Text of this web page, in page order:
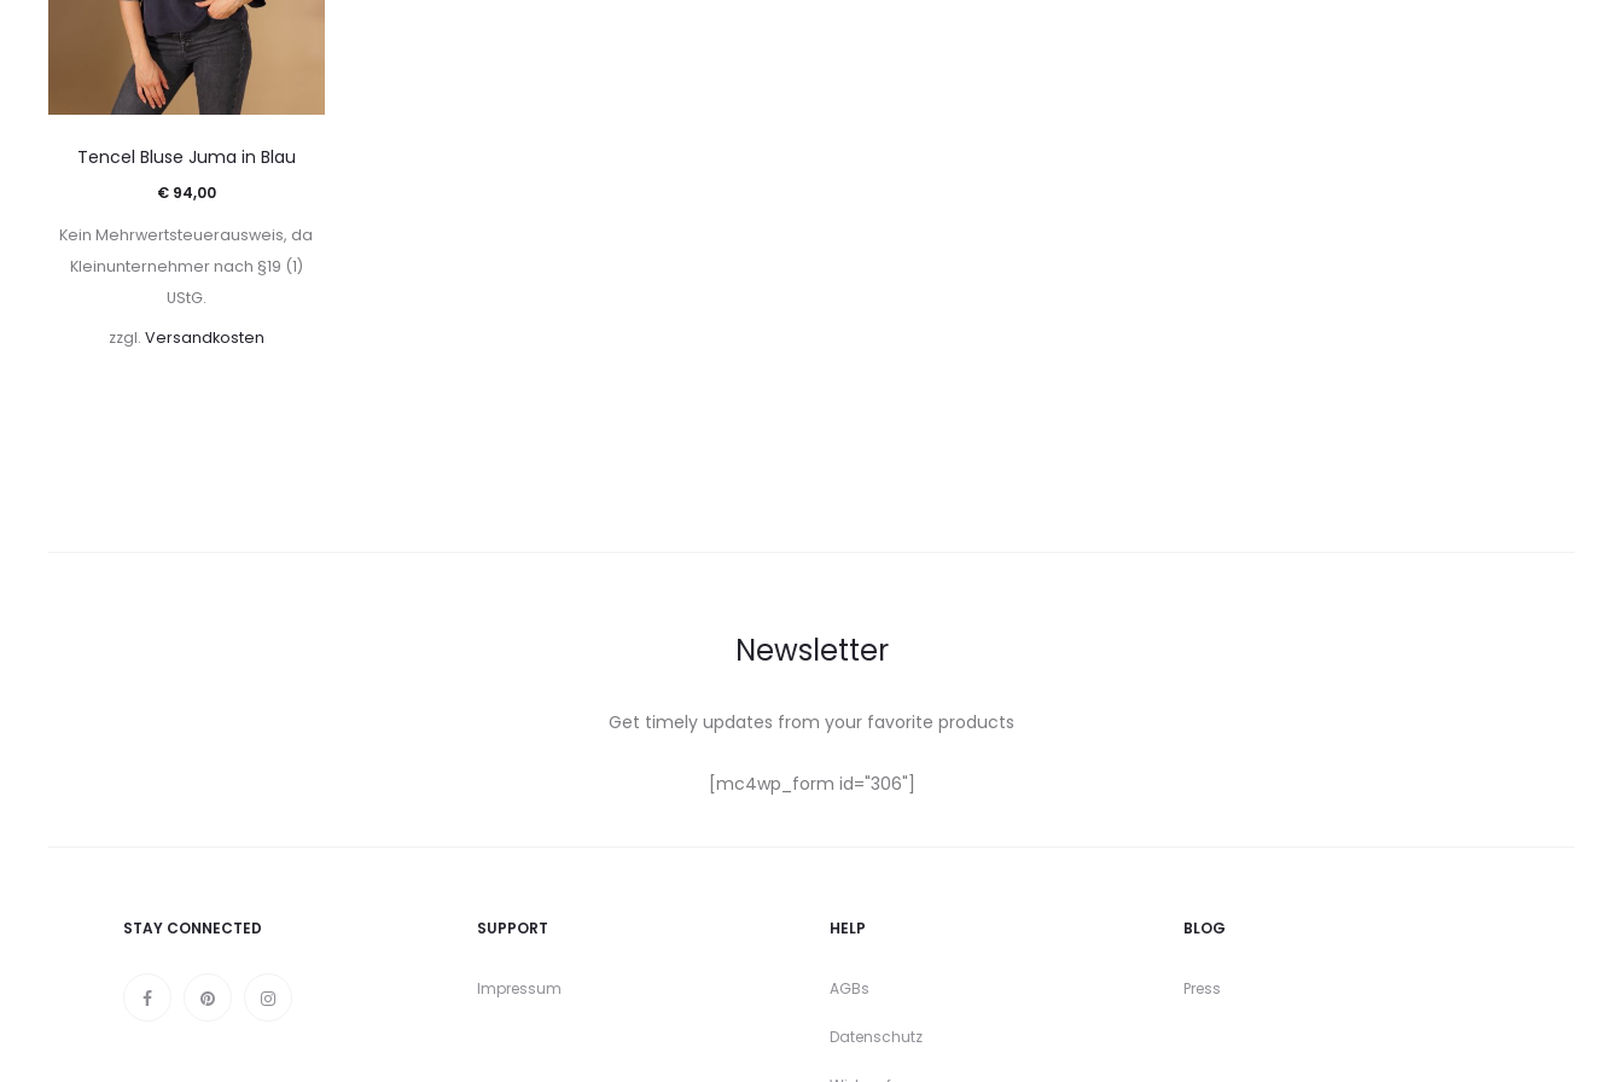
Tencel Bluse Juma in Blau
€94,00
Kein Mehrwertsteuerausweis, da
Kleinunternehmer nach §19 (1)
UStG.
zzgl. Versandkosten
Newsletter
Get timely updates from your favorite products
[mc4wp_form id="306"]
STAY CONNECTED SUPPORT
Impressum
HELP
AGBs
Datenschutz
BLOG
Press